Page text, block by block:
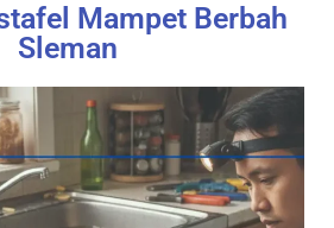
Mampet Berbah
Sleman